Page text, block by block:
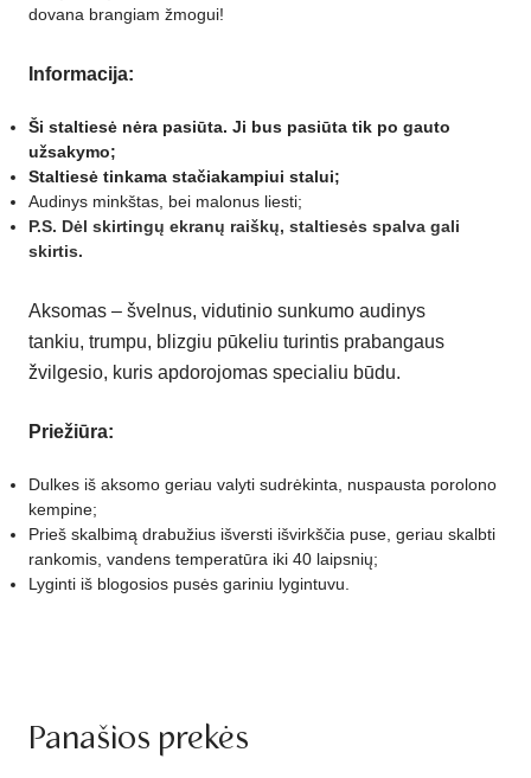
dovana brangiam žmogui!
Informacija:
Ši staltiesė nėra pasiūta. Ji bus pasiūta tik po gauto
užsakymo;
Staltiesė tinkama stačiakampiui stalui;
Audinys minkštas, bei malonus liesti;
P.S. Dėl skirtingų ekranų raiškų, staltiesės spalva gali
skirtis.
Aksomas – švelnus, vidutinio sunkumo audinys
tankiu, trumpu, blizgiu pūkeliu turintis prabangaus
žvilgesio, kuris apdorojomas specialiu būdu.
Priežiūra:
Dulkes iš aksomo geriau valyti sudrėkinta, nuspausta porolono
kempine;
Prieš skalbimą drabužius išversti išvirkščia puse, geriau skalbti
rankomis, vandens temperatūra iki 40 laipsnių;
Lyginti iš blogosios pusės gariniu lygintuvu.
Panašios prekės